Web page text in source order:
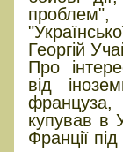
Георгій
Про
від
купував в
Франції